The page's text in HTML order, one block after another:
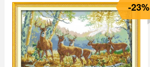
-23%